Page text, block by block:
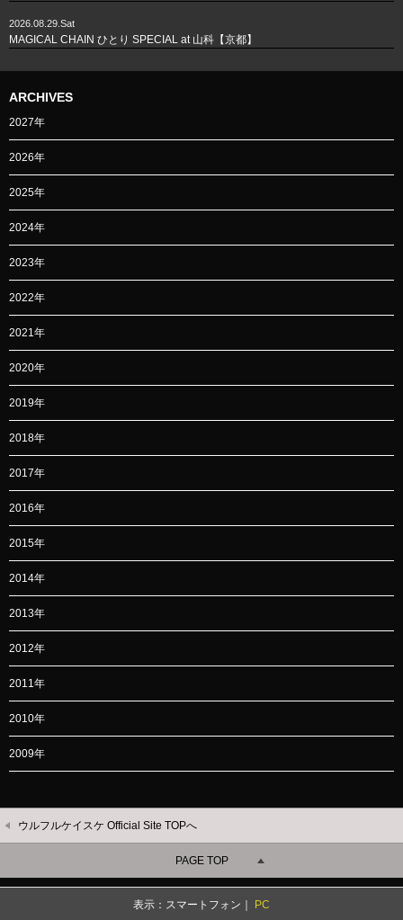
2026.08.29.Sat
MAGICAL CHAIN ひとり SPECIAL at 山科【京都】
ARCHIVES
2027年
2026年
2025年
2024年
2023年
2022年
2021年
2020年
2019年
2018年
2017年
2016年
2015年
2014年
2013年
2012年
2011年
2010年
2009年
ウルフルケイスケ Official Site TOPへ
PAGE TOP
表示：スマートフォン｜ PC